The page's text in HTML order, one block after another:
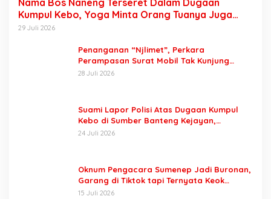
Nama Bos Naneng Terseret Dalam Dugaan
Kumpul Kebo, Yoga Minta Orang Tuanya Juga
Dipanggil Polisi
29 Juli 2026
Penanganan “Njlimet”, Perkara
Perampasan Surat Mobil Tak Kunjung
Tersangka Padahal Setahun di Polres
28 Juli 2026
Suami Lapor Polisi Atas Dugaan Kumpul
Kebo di Sumber Banteng Kejayan,
Keluarga Minta Segera Ditangkap
24 Juli 2026
Oknum Pengacara Sumenep Jadi Buronan,
Garang di Tiktok tapi Ternyata Keok
Dengan Laporan Seorang Sopir
15 Juli 2026